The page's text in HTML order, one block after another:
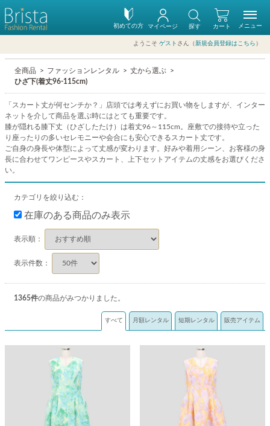
初めての方 カート
マイページ 探す
ようこそ ゲスト さん（新規会員登録はこちら ）
メニュー
全商品 ファッションレンタル
丈から選ぶ
ひざ下(着丈96-115cm)
「スカート丈が何センチか？」店頭では考えずにお買い物をしますが、インター
ネットを介して商品を選ぶ時にはとても重要です。
膝が隠れる膝下丈（ひざしたたけ）は着丈96～115cm。座敷での接待や立った
り座ったりの多いセレモニーや会合にも安心できるスカート丈です。
ご自身の身長や体型によって丈感が変わります。好みや着用シーン、お客様の身
長に合わせてワンピースやスカート、上下セットアイテムの丈感をお選びくださ
い。
カテゴリを絞り込む：
在庫のある商品のみ表示
表示順：
表示件数：
1365件の商品がみつかりました。
すべて 月額レンタル 短期レンタル 販売アイテム